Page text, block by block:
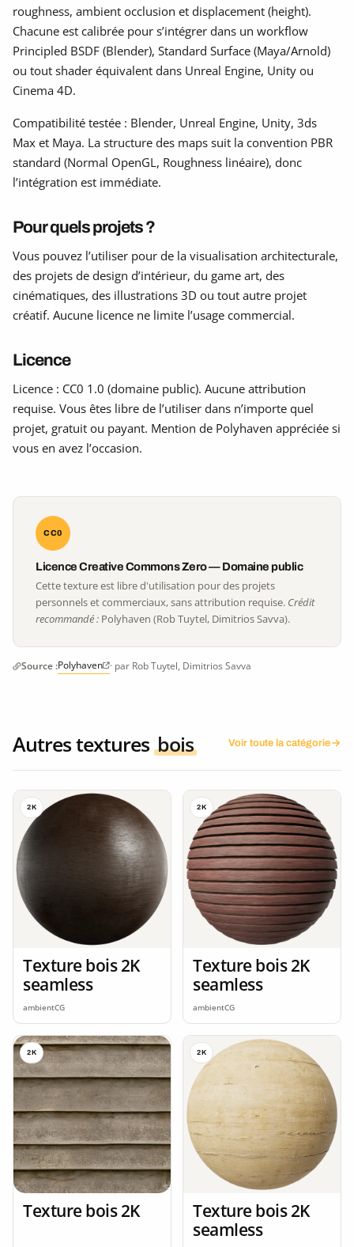
roughness, ambient occlusion et displacement (height).
Chacune est calibrée pour s’intégrer dans un workflow
Principled BSDF (Blender), Standard Surface (Maya/Arnold)
ou tout shader équivalent dans Unreal Engine, Unity ou
Cinema 4D.
Compatibilité testée : Blender, Unreal Engine, Unity, 3ds
Max et Maya. La structure des maps suit la convention PBR
standard (Normal OpenGL, Roughness linéaire), donc
l’intégration est immédiate.
Pour quels projets ?
Vous pouvez l’utiliser pour de la visualisation architecturale,
des projets de design d’intérieur, du game art, des
cinématiques, des illustrations 3D ou tout autre projet
créatif. Aucune licence ne limite l’usage commercial.
Licence
Licence : CC0 1.0 (domaine public). Aucune attribution
requise. Vous êtes libre de l’utiliser dans n’importe quel
projet, gratuit ou payant. Mention de Polyhaven appréciée si
vous en avez l’occasion.
CC0
Licence Creative Commons Zero — Domaine public
Cette texture est libre d'utilisation pour des projets
personnels et commerciaux, sans attribution requise. Crédit
recommandé : Polyhaven (Rob Tuytel, Dimitrios Savva).
Source :Polyhaven · par Rob Tuytel, Dimitrios Savva
Autres textures bois Voir toute la catégorie
2K
Texture bois 2K
seamless
ambientCG
2K
Texture bois 2K
seamless
ambientCG
2K
Texture bois 2K
2K
Texture bois 2K
seamless